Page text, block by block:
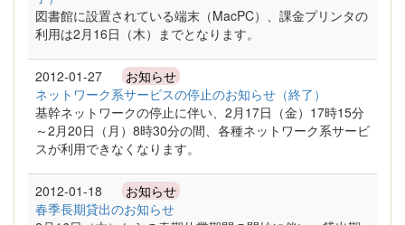
図書館に設置されている端末（MacPC）、課金プリンタの
利用は2月16日（木）までとなります。
2012-01-27 お知らせ
ネットワーク系サービスの停止のお知らせ（終了）
基幹ネットワークの停止に伴い、2月17日（金）17時15分
～2月20日（月）8時30分の間、各種ネットワーク系サービ
スが利用できなくなります。
2012-01-18 お知らせ
春季長期貸出のお知らせ